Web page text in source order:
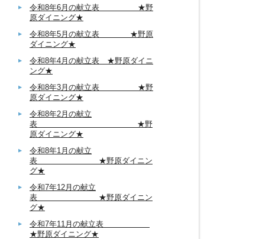
令和8年6月の献立表 ★野
原ダイニング★
令和8年5月の献立表 ★野原
ダイニング★
令和8年4月の献立表 ★野原ダイニ
ング★
令和8年3月の献立表 ★野
原ダイニング★
令和8年2月の献立
表 ★野
原ダイニング★
令和8年1月の献立
表 ★野原ダイニン
グ★
令和7年12月の献立
表 ★野原ダイニン
グ★
令和7年11月の献立表
★野原ダイニング★